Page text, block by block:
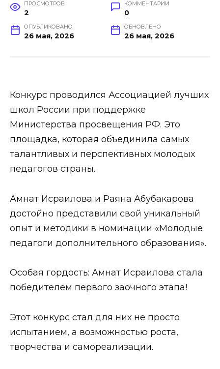
ПРОСМОТРОВ
2
КОММЕНТАРИИ
0
ОПУБЛИКОВАНО
26 мая, 2026
ОБНОВЛЕНО
26 мая, 2026
Конкурс проводился Ассоциацией лучших
школ России при поддержке
Министерства просвещения РФ. Это
площадка, которая объединила самых
талантливых и перспективных молодых
педагогов страны.
Амнат Исраилова и Раяна Абубакарова
достойно представили свой уникальный
опыт и методики в номинации «Молодые
педагоги дополнительного образования».
Особая гордость: Амнат Исраилова стала
победителем первого заочного этапа!
Этот конкурс стал для них не просто
испытанием, а возможностью роста,
творчества и самореализации.